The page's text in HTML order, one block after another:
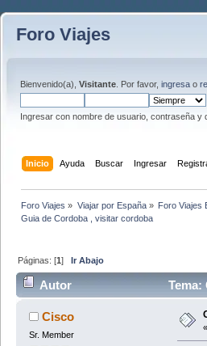
Foro Viajes
Bienvenido(a), Visitante . Por favor, ingresa o
Ingresar con nombre de usuario, contraseña y
Inicio Ayuda Buscar Ingresar
Foro Viajes » Viajar por España» Foro Viajes
Guia de Cordoba , visitar cordoba
Páginas: [1]Ir Abajo
Autor Tema:
Cisco
Sr. Member
«